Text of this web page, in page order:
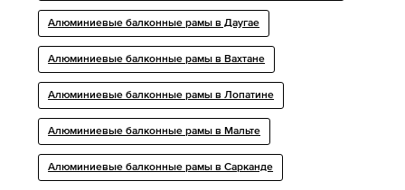
Алюминиевые балконные рамы в Даугае
Алюминиевые балконные рамы в Вахтане
Алюминиевые балконные рамы в Лопатине
Алюминиевые балконные рамы в Мальте
Алюминиевые балконные рамы в Сарканде